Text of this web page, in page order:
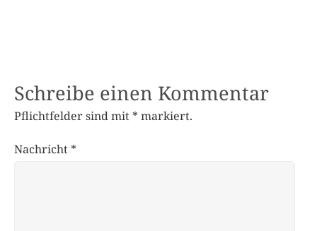
Schreibe einen Kommentar
Pflichtfelder sind mit * markiert.
Nachricht *